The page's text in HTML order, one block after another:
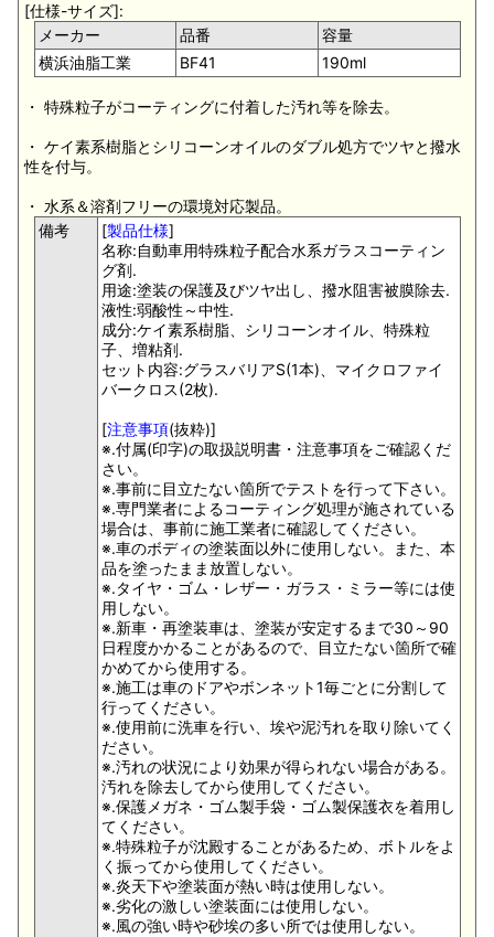
[仕様-サイズ]:
メーカー
品番
容量
横浜油脂工業
BF41 190ml
・ 特殊粒子がコーティングに付着した汚れ等を除去。
・ ケイ素系樹脂とシリコーンオイルのダブル処方でツヤと撥水
性を付与。
・ 水系＆溶剤フリーの環境対応製品。
備考
[製品仕様]
名称:自動車用特殊粒子配合水系ガラスコーティン
グ剤.
用途:塗装の保護及びツヤ出し、撥水阻害被膜除去.
液性:弱酸性～中性.
成分:ケイ素系樹脂、シリコーンオイル、特殊粒
子、増粘剤.
セット内容:グラスバリアS(1本)、マイクロファイ
バークロス(2枚).
[注意事項(抜粋)]
※.付属(印字)の取扱説明書・注意事項をご確認くだ
さい。
※.事前に目立たない箇所でテストを行って下さい。
※.専門業者によるコーティング処理が施されている
場合は、事前に施工業者に確認してください。
※.車のボディの塗装面以外に使用しない。また、本
品を塗ったまま放置しない。
※.タイヤ・ゴム・レザー・ガラス・ミラー等には使
用しない。
※.新車・再塗装車は、塗装が安定するまで30～90
日程度かかることがあるので、目立たない箇所で確
かめてから使用する。
※.施工は車のドアやボンネット1毎ごとに分割して
行ってください。
※.使用前に洗車を行い、埃や泥汚れを取り除いてく
ださい。
※.汚れの状況により効果が得られない場合がある。
汚れを除去してから使用してください。
※.保護メガネ・ゴム製手袋・ゴム製保護衣を着用し
てください。
※.特殊粒子が沈殿することがあるため、ボトルをよ
く振ってから使用してください。
※.炎天下や塗装面が熱い時は使用しない。
※.劣化の激しい塗装面には使用しない。
※.風の強い時や砂埃の多い所では使用しない。